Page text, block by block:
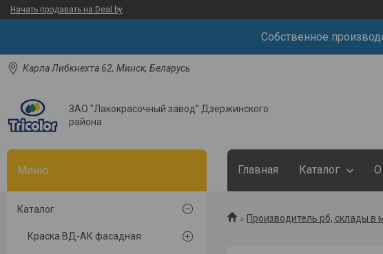
Начать продавать на Deal.by
Собственное
Карла Либкнехта 62, Минск, Беларусь
ЗАО "Лакокрасочный завод" Дзержинского
района
Главная Каталог О
Производитель рб, склады в
Каталог
Краска ВД-АК фасадная